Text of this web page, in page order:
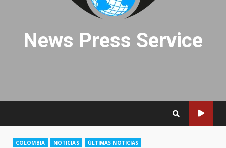
News Press Service
COLOMBIA NOTICIAS ÚLTIMAS NOTICIAS